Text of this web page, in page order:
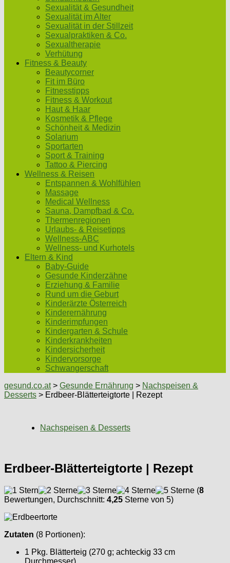
Sexualität & Gesundheit
Sexualität im Alter
Sexualität in der Stillzeit
Sexualpraktiken & Co.
Sexualtherapie
Verhütung
Fitness & Beauty
Beautycorner
Fit im Büro
Fitnesstipps
Fitness & Workout
Haut & Haar
Kosmetik & Pflege
Schönheit & Medizin
Solarium
Sportarten
Sport & Training
Tattoo & Piercing
Wellness & Reisen
Entspannen & Wohlfühlen
Massage
Medical Wellness
Sauna, Dampfbad & Co.
Thermenregionen
Urlaubs- & Reisetipps
Wellness-ABC
Wellness- und Kurhotels
Eltern & Kind
Baby-Guide
Gesunde Kinderzähne
Erziehung & Familie
Rund um die Geburt
Kinderärzte Österreich
Kinderernährung
Kinderimpfungen
Kindergarten & Schule
Kinderkrankheiten
Kindersicherheit
Kindervorsorge
Schwangerschaft
gesund.co.at> Gesunde Ernährung > Nachspeisen &
Desserts > Erdbeer-Blätterteigtorte | Rezept
Nachspeisen & Desserts
Erdbeer-Blätterteigtorte | Rezept
(8
Bewertungen, Durchschnitt: 4,25 Sterne von 5)
Zutaten (8 Portionen):
1 Pkg. Blätterteig (270 g; achteckig 33 cm
Durchmesser)